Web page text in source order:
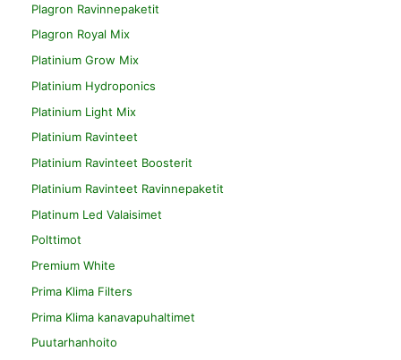
Plagron Ravinnepaketit
Plagron Royal Mix
Platinium Grow Mix
Platinium Hydroponics
Platinium Light Mix
Platinium Ravinteet
Platinium Ravinteet Boosterit
Platinium Ravinteet Ravinnepaketit
Platinum Led Valaisimet
Polttimot
Premium White
Prima Klima Filters
Prima Klima kanavapuhaltimet
Puutarhanhoito